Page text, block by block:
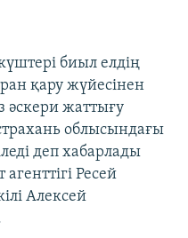
биыл елдің
қару жүйесінен
әскери жаттығу
облысындағы
деп хабарлады
Ресей
Алексей